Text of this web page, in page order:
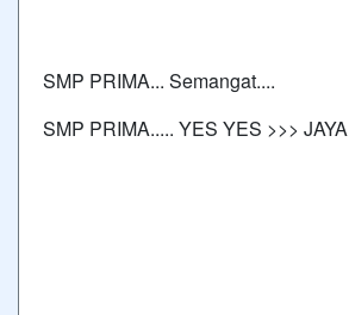
SMP PRIMA... Semangat....
SMP PRIMA..... YES YES >>> JAYA